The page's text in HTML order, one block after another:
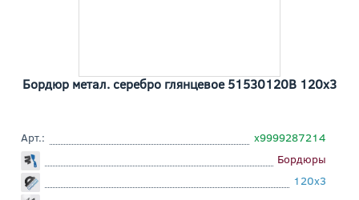
Бордюр метал. серебро глянцевое 51530120B 120x3
Арт.:
х9999287214
Бордюры
120x3